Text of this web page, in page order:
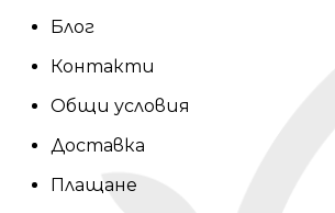
Блог
Контакти
Общи условия
Доставка
Плащане